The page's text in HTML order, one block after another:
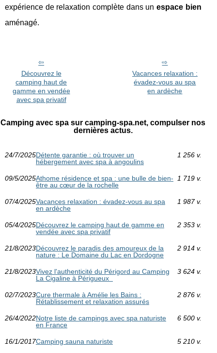
expérience de relaxation complète dans un espace bien
aménagé.
Découvrez le
camping haut de
gamme en vendée
avec spa privatif
Vacances relaxation :
évadez-vous au spa
en ardèche
Camping avec spa sur camping-spa.net, compulser nos
dernières actus.
24/7/2025Détente garantie : où trouver un
hébergement avec spa à angoulins
1 256 v.
09/5/2025Athome résidence et spa : une bulle de bien-
être au cœur de la rochelle
1 719 v.
07/4/2025Vacances relaxation : évadez-vous au spa
en ardèche
1 987 v.
05/4/2025Découvrez le camping haut de gamme en
vendée avec spa privatif
2 353 v.
21/8/2023Découvrez le paradis des amoureux de la
nature : Le Domaine du Lac en Dordogne
2 914 v.
21/8/2023Vivez l'authenticité du Périgord au Camping
La Cigaline à Périgueux
3 624 v.
02/7/2023Cure thermale à Amélie les Bains :
Rétablissement et relaxation assurés
2 876 v.
26/4/2022Notre liste de campings avec spa naturiste
en France
6 500 v.
16/1/2017Camping sauna naturiste 5 210 v.